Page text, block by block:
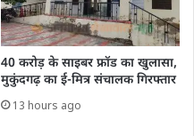
40 करोड़ के साइबर फ्रॉड का खुलासा,
मुकुंदगढ़ का ई-मित्र संचालक गिरफ्तार
13 hours ago